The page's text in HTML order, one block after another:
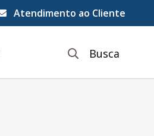
Atendimento ao Cliente
Busca